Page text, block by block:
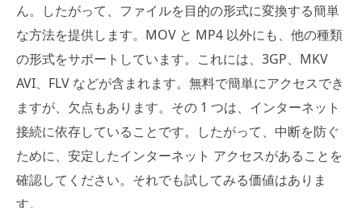
ん。したがって、ファイルを目的の形式に変換する簡単
な方法を提供します。MOV と MP4 以外にも、他の種類
の形式をサポートしています。これには、3GP、MKV
AVI、FLV などが含まれます。無料で簡単にアクセスでき
ますが、欠点もあります。その 1 つは、インターネット
接続に依存していることです。したがって、中断を防ぐ
ために、安定したインターネット アクセスがあることを
確認してください。それでも試してみる価値はありま
す。